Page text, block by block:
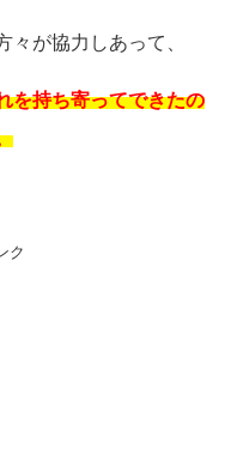
々が協力しあって、
を持ち寄ってできたの
ク